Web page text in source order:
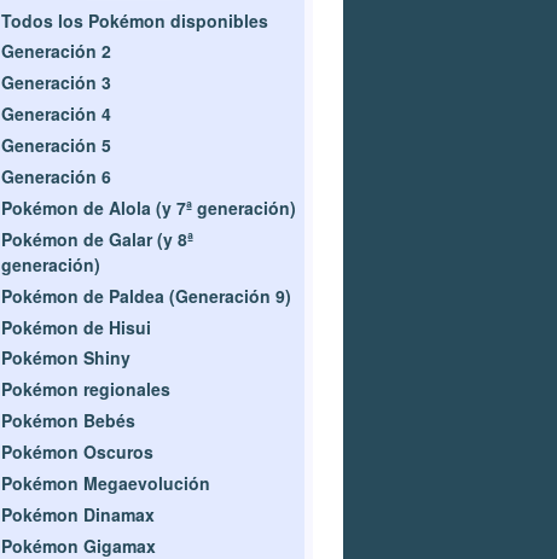
Todos los Pokémon disponibles
Generación 2
Generación 3
Generación 4
Generación 5
Generación 6
Pokémon de Alola (y 7ª generación)
Pokémon de Galar (y 8ª
generación)
Pokémon de Paldea (Generación 9)
Pokémon de Hisui
Pokémon Shiny
Pokémon regionales
Pokémon Bebés
Pokémon Oscuros
Pokémon Megaevolución
Pokémon Dinamax
Pokémon Gigamax